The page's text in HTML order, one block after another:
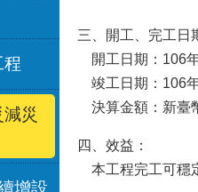
程
災
增設
三、開工、完工日
開工日期：106
竣工日期：106
決算金額：新臺
四、效益：
本工程完工可穩